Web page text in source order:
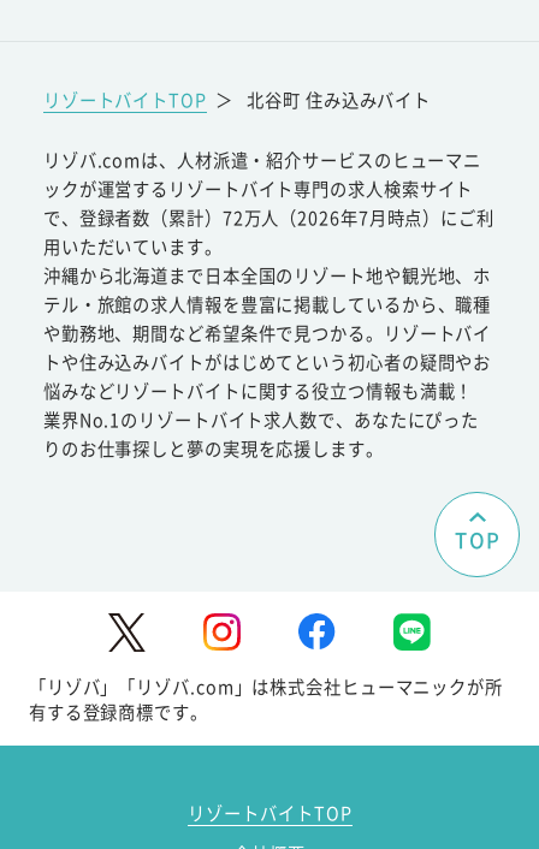
リゾートバイトTOP ＞ 北谷町 住み込みバイト
リゾバ.comは、人材派遣・紹介サービスのヒューマニ
ックが運営するリゾートバイト専門の求人検索サイト
で、登録者数（累計）72万人（2026年7月時点）にご利
用いただいています。
沖縄から北海道まで日本全国のリゾート地や観光地、ホ
テル・旅館の求人情報を豊富に掲載しているから、職種
や勤務地、期間など希望条件で見つかる。リゾートバイ
トや住み込みバイトがはじめてという初心者の疑問やお
悩みなどリゾートバイトに関する役立つ情報も満載！
業界No.1のリゾートバイト求人数で、あなたにぴった
りのお仕事探しと夢の実現を応援します。
TOP
「リゾバ」「リゾバ.com」は株式会社ヒューマニックが所
有する登録商標です。
リゾートバイトTOP